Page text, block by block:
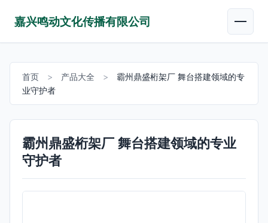
嘉兴鸣动文化传播有限公司
首页 > 产品大全 >
霸州鼎盛桁架厂 舞台搭建领域的专
业守护者
霸州鼎盛桁架厂 舞台搭建领域的专业
守护者